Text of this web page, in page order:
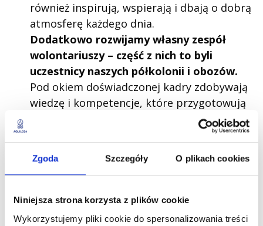
Zgoda Szczegóły O plikach cookies
Niniejsza strona korzysta z plików cookie
Wykorzystujemy pliki cookie do spersonalizowania treści
również inspirują, wspierają i dbają o dobrą
atmosferę każdego dnia.
Dodatkowo rozwijamy własny zespół
wolontariuszy – część z nich to byli
uczestnicy naszych półkolonii i obozów.
Pod okiem doświadczonej kadry zdobywają
wiedzę i kompetencje, które przygotowują
ich do roli przyszłych instruktorów i
wychowawców, budując tym samym
społeczność Aquilo24.
Wyjątkowy program